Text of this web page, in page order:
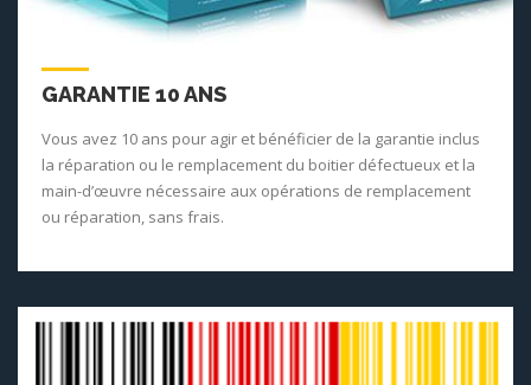
GARANTIE 10 ANS
Vous avez 10 ans pour agir et bénéficier de la garantie inclus
la réparation ou le remplacement du boitier défectueux et la
main-d’œuvre nécessaire aux opérations de remplacement
ou réparation, sans frais.